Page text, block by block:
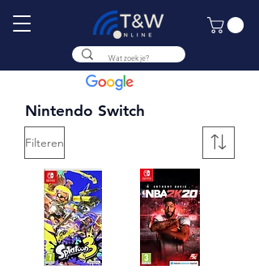
Nintendo Switch
Filteren